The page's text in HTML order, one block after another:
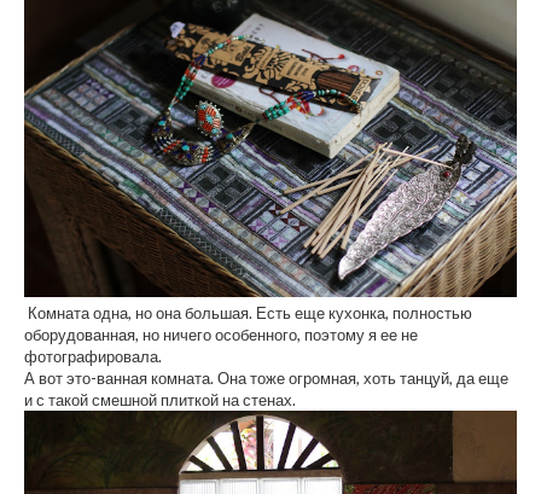
Комната одна, но она большая. Есть еще кухонка, полностью
оборудованная, но ничего особенного, поэтому я ее не
фотографировала.
А вот это-ванная комната. Она тоже огромная, хоть танцуй, да еще
и с такой смешной плиткой на стенах.